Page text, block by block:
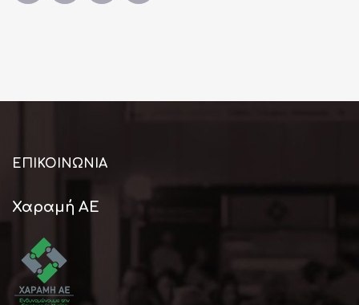
ΕΠΙΚΟΙΝΩΝΊΑ
Χαραμή ΑΕ